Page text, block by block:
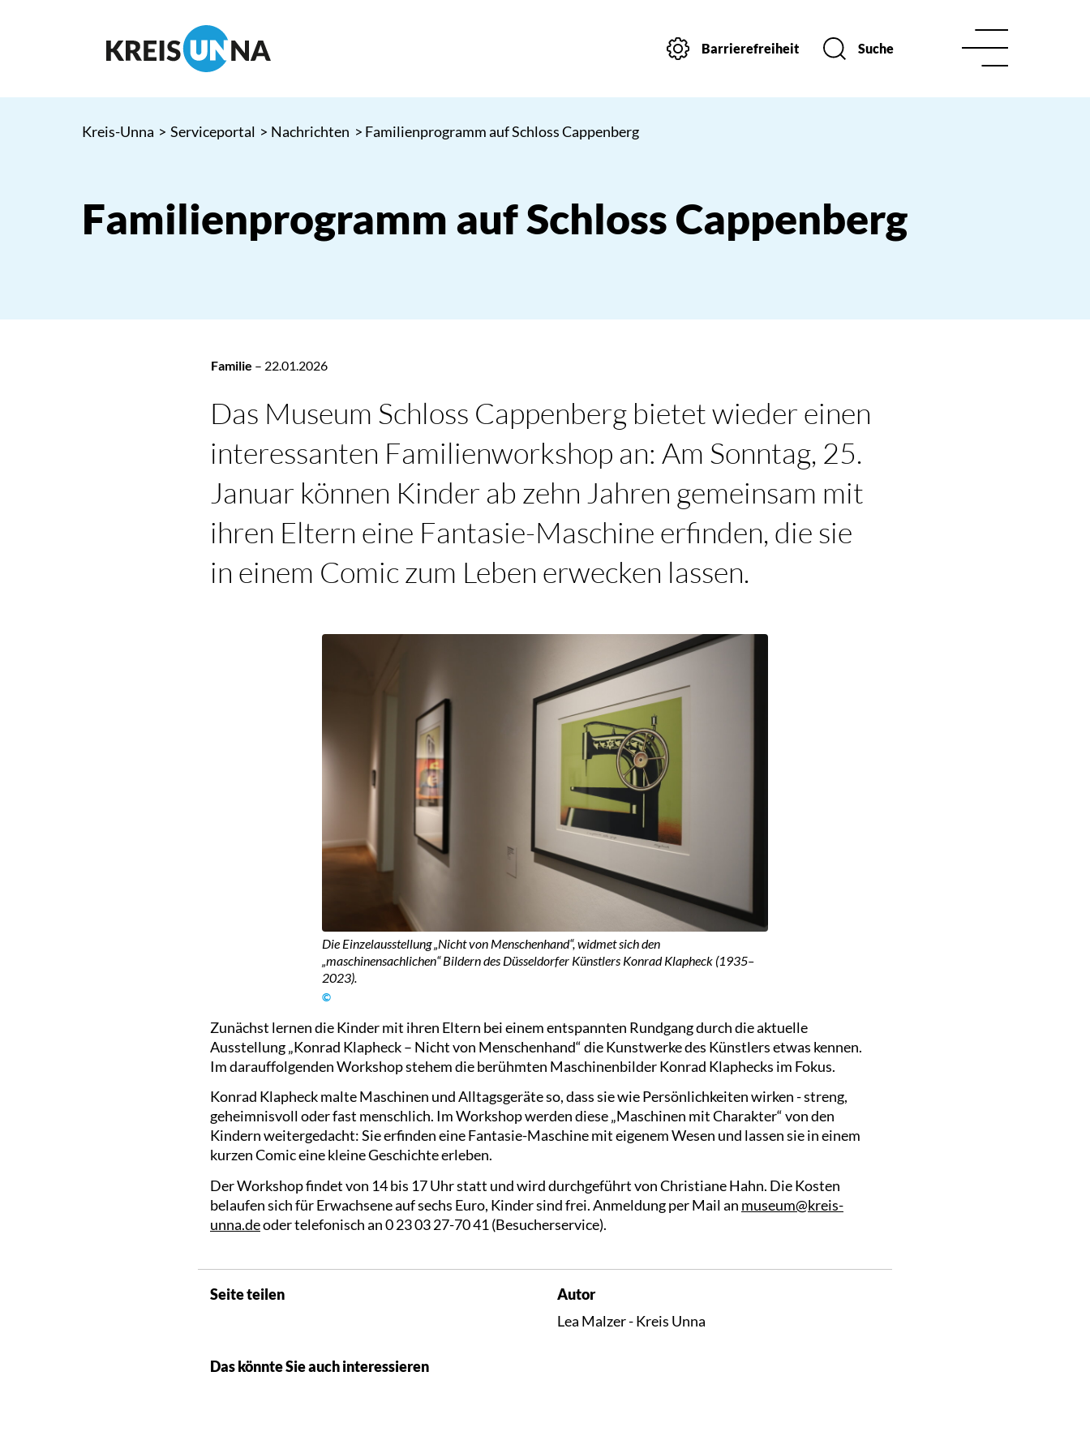
Barrierefreiheit Suche
Kreis-Unna > Serviceportal > Nachrichten > Familienprogramm auf Schloss Cappenberg
Familienprogramm auf Schloss Cappenberg
Familie – 22.01.2026
Das Museum Schloss Cappenberg bietet wieder einen
interessanten Familienworkshop an: Am Sonntag, 25.
Januar können Kinder ab zehn Jahren gemeinsam mit
ihren Eltern eine Fantasie-Maschine erfinden, die sie
in einem Comic zum Leben erwecken lassen.
Die Einzelausstellung „Nicht von Menschenhand“, widmet sich den
„maschinensachlichen“ Bildern des Düsseldorfer Künstlers Konrad Klapheck (1935–
2023).
©
Zunächst lernen die Kinder mit ihren Eltern bei einem entspannten Rundgang durch die aktuelle
Ausstellung „Konrad Klapheck – Nicht von Menschenhand“ die Kunstwerke des Künstlers etwas kennen.
Im darauffolgenden Workshop stehem die berühmten Maschinenbilder Konrad Klaphecks im Fokus.
Konrad Klapheck malte Maschinen und Alltagsgeräte so, dass sie wie Persönlichkeiten wirken - streng,
geheimnisvoll oder fast menschlich. Im Workshop werden diese „Maschinen mit Charakter“ von den
Kindern weitergedacht: Sie erfinden eine Fantasie-Maschine mit eigenem Wesen und lassen sie in einem
kurzen Comic eine kleine Geschichte erleben.
Der Workshop findet von 14 bis 17 Uhr statt und wird durchgeführt von Christiane Hahn. Die Kosten
belaufen sich für Erwachsene auf sechs Euro, Kinder sind frei. Anmeldung per Mail an museum@kreis-
unna.deoder telefonisch an 0 23 03 27-70 41 (Besucherservice).
Seite teilen
Autor
Lea Malzer - Kreis Unna
Das könnte Sie auch interessieren